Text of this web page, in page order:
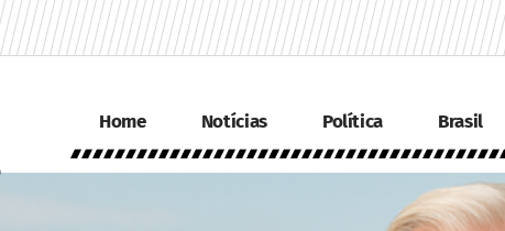
Home Notícias Política Brasil